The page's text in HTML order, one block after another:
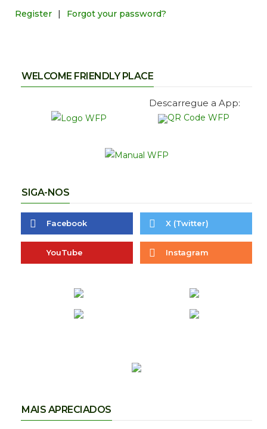
Register | Forgot your password?
WELCOME FRIENDLY PLACE
Descarregue a App:
SIGA-NOS
Facebook X (Twitter)
YouTube Instagram
MAIS APRECIADOS